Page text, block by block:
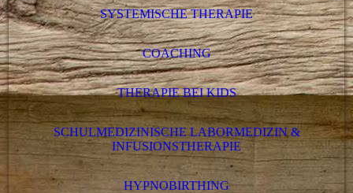
SYSTEMISCHE THERAPIE
COACHING
THERAPIE BEI KIDS
SCHULMEDIZINISCHE LABORMEDIZIN &
INFUSIONSTHERAPIE
HYPNOBIRTHING